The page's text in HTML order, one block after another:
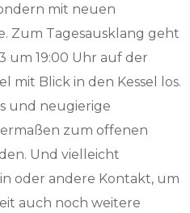
mit neuen
Zum Tagesausklang geht
um 19:00 Uhr auf der
mit Blick in den Kessel los.
und neugierige
zum offenen
Und vielleicht
oder andere Kontakt, um
auch noch weitere